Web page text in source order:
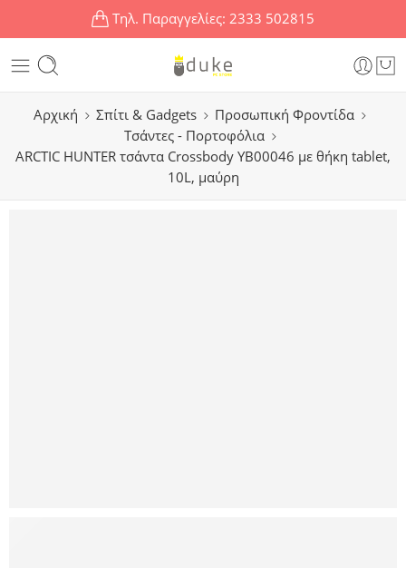
Τηλ. Παραγγελίες: 2333 502815
Αρχική Σπίτι & Gadgets
Προσωπική Φροντίδα
Τσάντες - Πορτοφόλια
ARCTIC HUNTER τσάντα Crossbody YB00046 με θήκη tablet,
10L, μαύρη